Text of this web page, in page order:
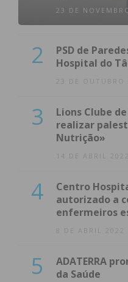
23 DE
2
PSD de
Hospital do
23 DE OUTUBRO
3
Lions Clube
realizar
Nutrição»
14 DE ABRIL 2022
4
Centro
autorizado a
enfermeiros
8 DE ABRIL 2022
5
ADATERRA
da Saúde